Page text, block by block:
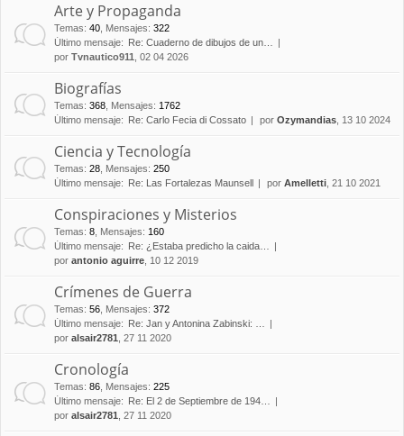
Arte y Propaganda
Temas: 40 Mensajes: 322
Último mensaje:
Re: Cuaderno de dibujos de un…
por Tvnautico911 , 02 04 2026
Biografías
Temas: 368 Mensajes: 1762
Último mensaje:
Re: Carlo Fecia di Cossato por Ozymandias , 13 10 2024
Ciencia y Tecnología
Temas: 28 Mensajes: 250
Último mensaje:
Re: Las Fortalezas Maunsell por Amelletti , 21 10 2021
Conspiraciones y Misterios
Temas: 8 Mensajes: 160
Último mensaje:
Re: ¿Estaba predicho la caida…
por antonio aguirre , 10 12 2019
Crímenes de Guerra
Temas: 56 Mensajes: 372
Último mensaje:
Re: Jan y Antonina Zabinski: …
por alsair2781 , 27 11 2020
Cronología
Temas: 86 Mensajes: 225
Último mensaje:
Re: El 2 de Septiembre de 194…
por alsair2781 , 27 11 2020